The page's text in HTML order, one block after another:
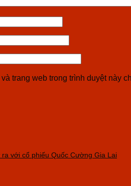
trang web trong trình duyệt này
với cổ phiếu Quốc Cường Gia Lai